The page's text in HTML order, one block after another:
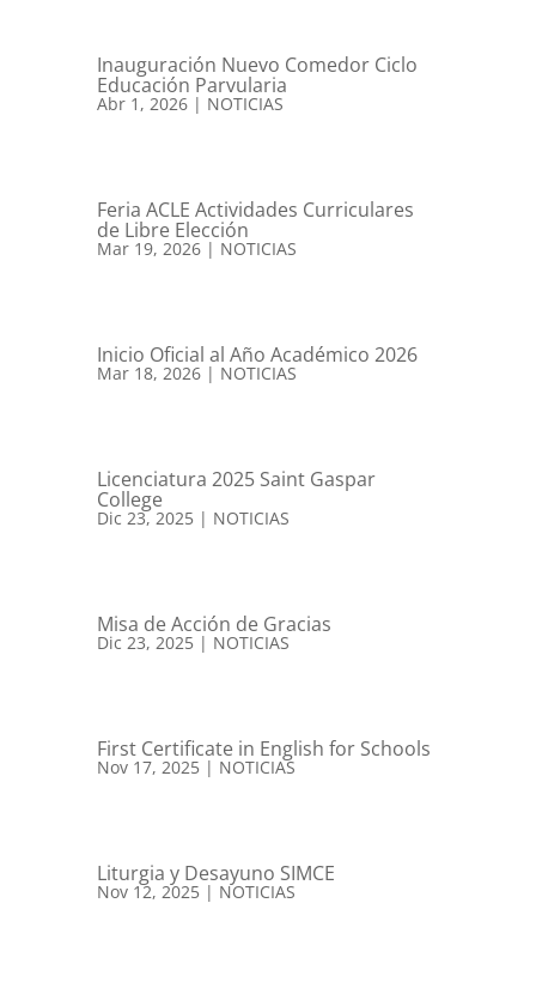
Inauguración Nuevo Comedor Ciclo
Educación Parvularia
Abr 1, 2026| NOTICIAS
Feria ACLE Actividades Curriculares
de Libre Elección
Mar 19, 2026| NOTICIAS
Inicio Oficial al Año Académico 2026
Mar 18, 2026| NOTICIAS
Licenciatura 2025 Saint Gaspar
College
Dic 23, 2025| NOTICIAS
Misa de Acción de Gracias
Dic 23, 2025| NOTICIAS
First Certificate in English for Schools
Nov 17, 2025| NOTICIAS
Liturgia y Desayuno SIMCE
Nov 12, 2025| NOTICIAS